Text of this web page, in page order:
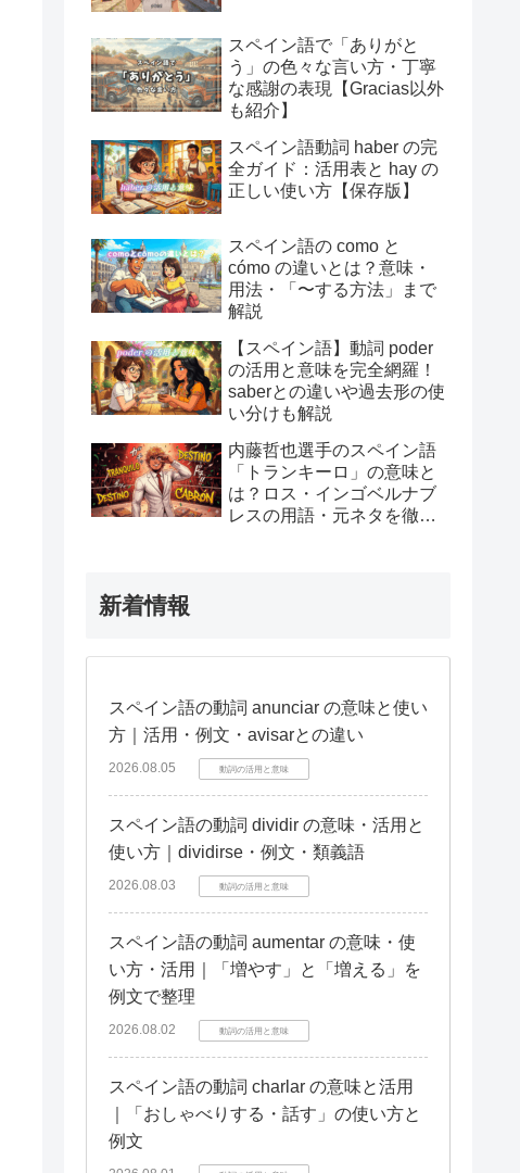
スペイン語で「ありがと
う」の色々な言い方・丁寧
な感謝の表現【Gracias以外
も紹介】
スペイン語動詞 haber の完
全ガイド：活用表と hay の
正しい使い方【保存版】
スペイン語の como と
cómo の違いとは？意味・
用法・「〜する方法」まで
解説
【スペイン語】動詞 poder
の活用と意味を完全網羅！
saberとの違いや過去形の使
い分けも解説
内藤哲也選手のスペイン語
「トランキーロ」の意味と
は？ロス・インゴベルナブ
レスの用語・元ネタを徹底
新着情報
スペイン語の動詞 anunciar の意味と使い
方｜活用・例文・avisarとの違い
2026.08.05 動詞の活用と意味
スペイン語の動詞 dividir の意味・活用と
使い方｜dividirse・例文・類義語
2026.08.03 動詞の活用と意味
スペイン語の動詞 aumentar の意味・使
い方・活用｜「増やす」と「増える」を
例文で整理
2026.08.02 動詞の活用と意味
スペイン語の動詞 charlar の意味と活用
｜「おしゃべりする・話す」の使い方と
例文